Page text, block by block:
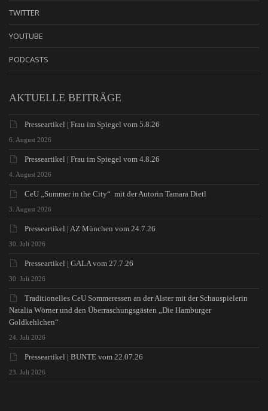
TWITTER
YOUTUBE
PODCASTS
AKTUELLE BEITRÄGE
Presseartikel | Frau im Spiegel vom 5.8.26
6. August 2026
Presseartikel | Frau im Spiegel vom 4.8.26
4. August 2026
CeU „Summer in the City“ mit der Autorin Tamara Dietl
3. August 2026
Presseartikel | AZ München vom 24.7.26
30. Juli 2026
Presseartikel | GALA vom 27.7.26
30. Juli 2026
Traditionelles CeU Sommeressen an der Alster mit der Schauspielerin
Natalia Wörner und den Überraschungsgästen „Die Hamburger
Goldkehlchen“
24. Juli 2026
Presseartikel | BUNTE vom 22.07.26
23. Juli 2026